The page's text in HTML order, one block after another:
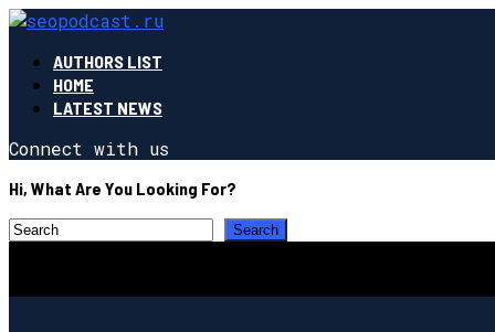
AUTHORS LIST
HOME
LATEST NEWS
Connect with us
Hi, What Are You Looking For?